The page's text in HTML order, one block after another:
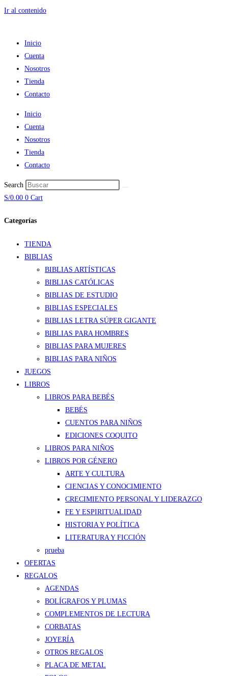
Ir al contenido
Inicio
Cuenta
Nosotros
Tienda
Contacto
Inicio
Cuenta
Nosotros
Tienda
Contacto
Search
S/0.00 0 Cart
Categorías
TIENDA
BIBLIAS
BIBLIAS ARTÍSTICAS
BIBLIAS CATÓLICAS
BIBLIAS DE ESTUDIO
BIBLIAS ESPECIALES
BIBLIAS LETRA SÚPER GIGANTE
BIBLIAS PARA HOMBRES
BIBLIAS PARA MUJERES
BIBLIAS PARA NIÑOS
JUEGOS
LIBROS
LIBROS PARA BEBÉS
BEBÉS
CUENTOS PARA NIÑOS
EDICIONES COQUITO
LIBROS PARA NIÑOS
LIBROS POR GÉNERO
ARTE Y CULTURA
CIENCIAS Y CONOCIMIENTO
CRECIMIENTO PERSONAL Y LIDERAZGO
FE Y ESPIRITUALIDAD
HISTORIA Y POLÍTICA
LITERATURA Y FICCIÓN
prueba
OFERTAS
REGALOS
AGENDAS
BOLÍGRAFOS Y PLUMAS
COMPLEMENTOS DE LECTURA
CORBATAS
JOYERÍA
OTROS REGALOS
PLACA DE METAL